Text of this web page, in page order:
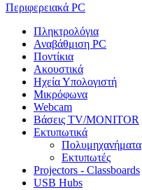
Περιφερειακά PC
Πληκτρολόγια
Αναβάθμιση PC
Ποντίκια
Ακουστικά
Ηχεία Υπολογιστή
Μικρόφωνα
Webcam
Βάσεις TV/MONITOR
Εκτυπωτικά
Πολυμηχανήματα
Εκτυπωτές
Projectors - Classboards
USB Hubs